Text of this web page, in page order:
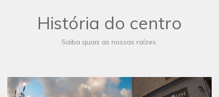
História do centro
Saiba quais as nossas raízes.